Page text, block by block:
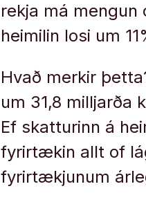
rekja má
heimilin losi um
Hvað merkir
um 31,8
Ef skatturinn á
fyrirtækin allt of
fyrirtækjunum